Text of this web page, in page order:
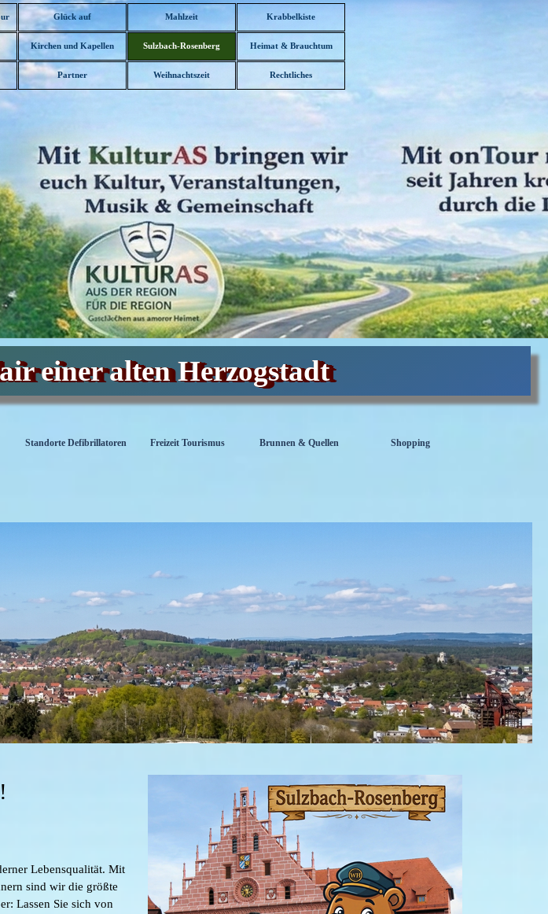
Glück auf Mahlzeit Krabbelkiste
▼
Kirchen und Kapellen ▼
Sulzbach-Rosenberg ▼
Heimat & Brauchtum
▼
Partner ▼
Weihnachtszeit ▼
Rechtliches
einer alten Herzogstadt
Standorte Defibrillatoren Freizeit Tourismus ▼
Brunnen & Quellen ▼
Shopping
Lebensqualität. Mit
sind wir die größte
Lassen Sie sich von